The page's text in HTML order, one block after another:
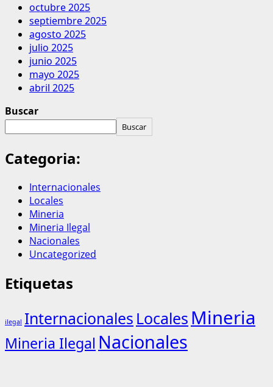
octubre 2025
septiembre 2025
agosto 2025
julio 2025
junio 2025
mayo 2025
abril 2025
Buscar
Buscar
Categoria:
Internacionales
Locales
Mineria
Mineria Ilegal
Nacionales
Uncategorized
Etiquetas
ilegal Internacionales Locales Mineria
Mineria Ilegal Nacionales